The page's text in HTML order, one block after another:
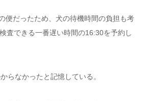
便だったため、犬の待機時間の負担も考
査できる一番遅い時間の16:30を予約し
らなかったと記憶している。